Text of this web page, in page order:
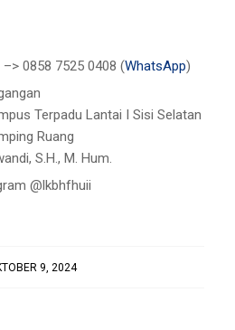
0858 7525 0408 (WhatsApp)
Terpadu Lantai I Sisi Selatan
Ruang
S.H., M. Hum.
@lkbhfhuii
9, 2024